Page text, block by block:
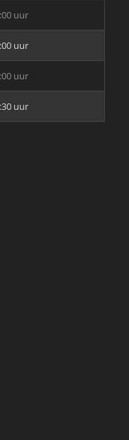
uur
uur
uur
uur